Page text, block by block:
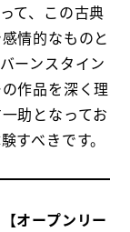
て、この古典
情的なものと
ーンスタイン
作品を深く理
助となってお
すべきです。
オープンリー